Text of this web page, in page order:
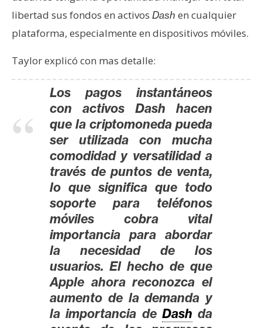
o
t
a
d
e
P
m
libertad sus fondos en activos Dash en cualquier
plataforma, especialmente en dispositivos móviles.
Taylor explicó con mas detalle:
Los pagos instantáneos
con activos Dash hacen
que la criptomoneda pueda
ser utilizada con mucha
comodidad y versatilidad a
través de puntos de venta,
lo que significa que todo
soporte para teléfonos
móviles cobra vital
importancia para abordar
la necesidad de los
usuarios. El hecho de que
Apple ahora reconozca el
aumento de la demanda y
la importancia de Dash da